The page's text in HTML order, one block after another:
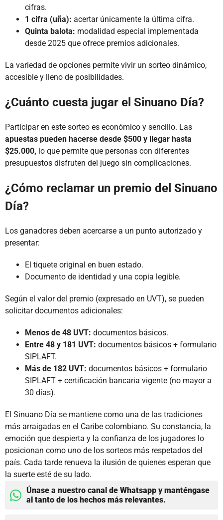
cifras.
1 cifra (uña): acertar únicamente la última cifra.
Quinta balota: modalidad especial implementada
desde 2025 que ofrece premios adicionales.
La variedad de opciones permite vivir un sorteo dinámico,
accesible y lleno de posibilidades.
¿Cuánto cuesta jugar el Sinuano Día?
Participar en este sorteo es económico y sencillo. Las
apuestas pueden hacerse desde $500 y llegar hasta
$25.000, lo que permite que personas con diferentes
presupuestos disfruten del juego sin complicaciones.
¿Cómo reclamar un premio del Sinuano
Día?
Los ganadores deben acercarse a un punto autorizado y
presentar:
El tiquete original en buen estado.
Documento de identidad y una copia legible.
Según el valor del premio (expresado en UVT), se pueden
solicitar documentos adicionales:
Menos de 48 UVT: documentos básicos.
Entre 48 y 181 UVT: documentos básicos + formulario
SIPLAFT.
Más de 182 UVT: documentos básicos + formulario
SIPLAFT + certificación bancaria vigente (no mayor a
30 días).
El Sinuano Día se mantiene como una de las tradiciones
más arraigadas en el Caribe colombiano. Su constancia, la
emoción que despierta y la confianza de los jugadores lo
posicionan como uno de los sorteos más respetados del
país. Cada tarde renueva la ilusión de quienes esperan que
la suerte esté de su lado.
Únase a nuestro canal de Whatsapp y manténgase
al tanto de los hechos más relevantes.